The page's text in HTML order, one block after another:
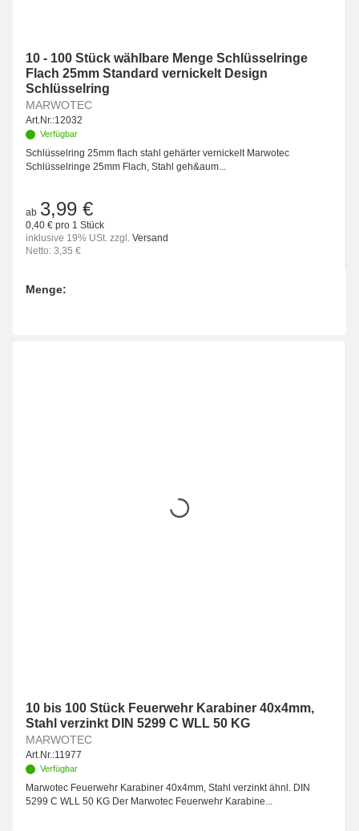
10 - 100 Stück wählbare Menge Schlüsselringe
Flach 25mm Standard vernickelt Design
Schlüsselring
MARWOTEC
Art.Nr.:12032
Verfügbar
Schlüsselring 25mm flach stahl gehärter vernickelt Marwotec
Schlüsselringe 25mm Flach, Stahl geh&aum...
ab 3,99 €
0,40 € pro 1 Stück
inklusive 19% USt. zzgl. Versand
Netto: 3,35 €
Menge:
10 bis 100 Stück Feuerwehr Karabiner 40x4mm,
Stahl verzinkt DIN 5299 C WLL 50 KG
MARWOTEC
Art.Nr.:11977
Verfügbar
Marwotec Feuerwehr Karabiner 40x4mm, Stahl verzinkt ähnl. DIN
5299 C WLL 50 KG Der Marwotec Feuerwehr Karabine...